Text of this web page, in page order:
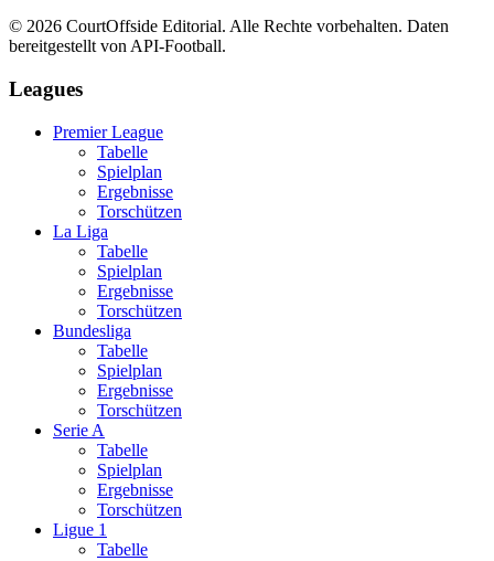
© 2026 CourtOffside Editorial. Alle Rechte vorbehalten. Daten
bereitgestellt von API-Football.
Leagues
Premier League
Tabelle
Spielplan
Ergebnisse
Torschützen
La Liga
Tabelle
Spielplan
Ergebnisse
Torschützen
Bundesliga
Tabelle
Spielplan
Ergebnisse
Torschützen
Serie A
Tabelle
Spielplan
Ergebnisse
Torschützen
Ligue 1
Tabelle